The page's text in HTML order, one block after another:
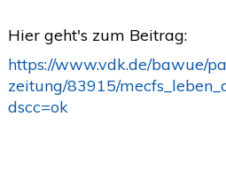
>2018(3)
>2017(4)
Hier geht's zum Beitrag:
https://www.vdk.de/bawue/
zeitung/83915/
dscc=ok